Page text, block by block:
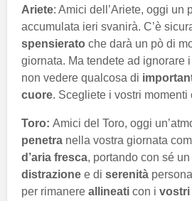
Ariete: Amici dell’Ariete, oggi un
accumulata ieri svanirà. C’è
spensierato che darà un pò di
giornata. Ma tendete ad ignorare i
non vedere qualcosa di
cuore. Scegliete i vostri momenti
Toro: Amici del Toro, oggi
penetra nella vostra giornata
d’aria fresca, portando con sé
distrazione e di serenità
per rimanere allineati con i vostri